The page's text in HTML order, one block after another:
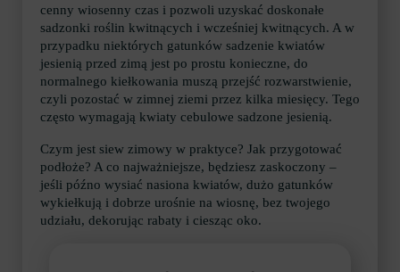
cenny wiosenny czas i pozwoli uzyskać doskonałe
sadzonki roślin kwitnących i wcześniej kwitnących. A w
przypadku niektórych gatunków sadzenie kwiatów
jesienią przed zimą jest po prostu konieczne, do
normalnego kiełkowania muszą przejść rozwarstwienie,
czyli pozostać w zimnej ziemi przez kilka miesięcy. Tego
często wymagają kwiaty cebulowe sadzone jesienią.
Czym jest siew zimowy w praktyce? Jak przygotować
podłoże? A co najważniejsze, będziesz zaskoczony –
jeśli późno wysiać nasiona kwiatów, dużo gatunków
wykiełkują i dobrze urośnie na wiosnę, bez twojego
udziału, dekorując rabaty i ciesząc oko.